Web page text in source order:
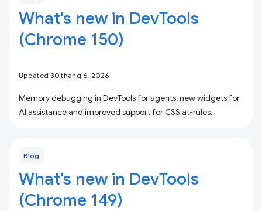
What's new in DevTools
(Chrome 150)
Updated 30 tháng 6, 2026
Memory debugging in DevTools for agents, new widgets for
AI assistance and improved support for CSS at-rules.
Blog
What's new in DevTools
(Chrome 149)